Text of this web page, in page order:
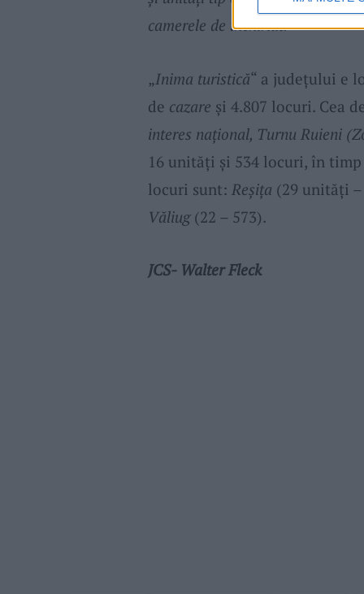
camerele de închiriat.
„Inima turistică“ a judeţului e
de cazare şi 4.807 locuri. Cea
interes naţional, Turnu Ruieni
16 unităţi şi 534 locuri, în
locuri sunt: Reşiţa (29 unităţi
Văliug(22 – 573).
JCS- Walter Fleck